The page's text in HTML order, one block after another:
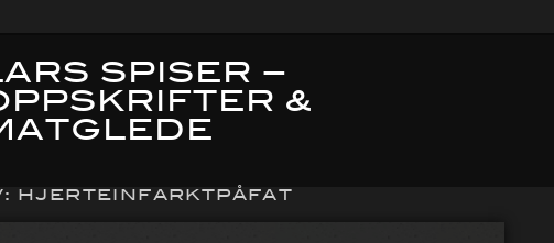
SPISER –
&
HJERTEINFARKTPÅFAT